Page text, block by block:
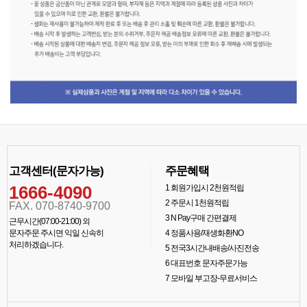
고객센터(문자가능)
1666-4090
FAX. 070-8740-9700
근무시간(07:00-21:00) 외
문자주문 주시면 익일 신속히
처리하겠습니다.
주문혜택
1회원가입시 2천원적립
2주문시 1천원적립
3N Pay구매 간편결제
4정품사용/재생화환NO
5전국3시간내배송/사진전송
6대표번호 문자주문가능
7모바일 부고장-무료서비스